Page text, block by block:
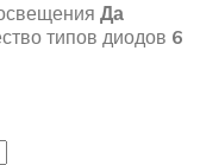
Да
типов диодов 6